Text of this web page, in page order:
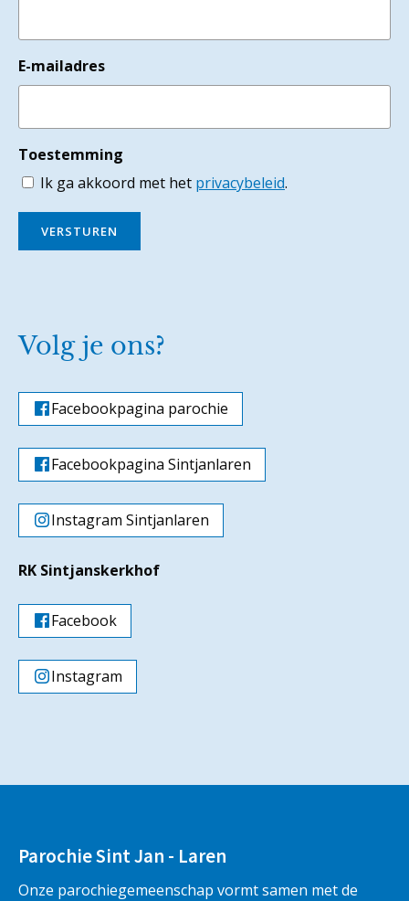
E-mailadres
Toestemming
Ik ga akkoord met het privacybeleid.
VERSTUREN
Volg je ons?
Facebookpagina parochie
Facebookpagina Sintjanlaren
Instagram Sintjanlaren
RK Sintjanskerkhof
Facebook
Instagram
Parochie Sint Jan - Laren
Onze parochiegemeenschap vormt samen met de